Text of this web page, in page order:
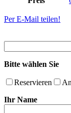
Per E-Mail teilen!
Bitte wählen Sie
Reservieren
Ihr Name